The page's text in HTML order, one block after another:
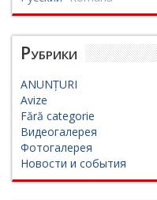
Рубрики
ANUNȚURI
Avize
Fără categorie
Видеогалерея
Фотогалерея
Новости и события